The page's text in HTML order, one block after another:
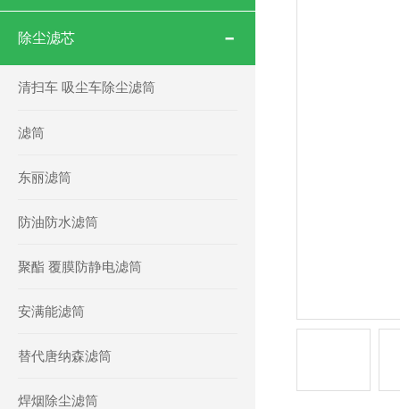
除尘滤芯
清扫车 吸尘车除尘滤筒
滤筒
东丽滤筒
防油防水滤筒
聚酯 覆膜防静电滤筒
安满能滤筒
替代唐纳森滤筒
焊烟除尘滤筒